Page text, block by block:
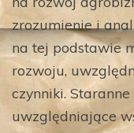
zrozumienie i
na tej podstawie
rozwoju,
czynniki.
uwzględniające